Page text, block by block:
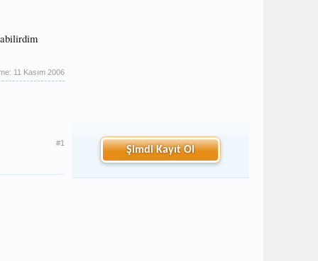
11 Kasım 2006
#1
Şimdi Kayıt Ol